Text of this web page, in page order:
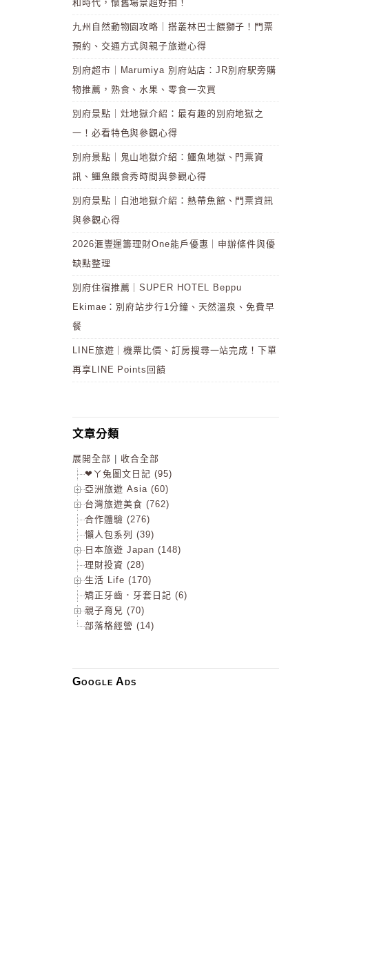
和時代，懷舊場景超好拍！
九州自然動物園攻略｜搭叢林巴士餵獅子！門票
預約、交通方式與親子旅遊心得
別府超市｜Marumiya 別府站店：JR別府駅旁購
物推薦，熟食、水果、零食一次買
別府景點｜灶地獄介紹：最有趣的別府地獄之
一！必看特色與參觀心得
別府景點｜鬼山地獄介紹：鱷魚地獄、門票資
訊、鱷魚餵食秀時間與參觀心得
別府景點｜白池地獄介紹：熱帶魚館、門票資訊
與參觀心得
2026滙豐運籌理財One能戶優惠｜申辦條件與優
缺點整理
別府住宿推薦｜SUPER HOTEL Beppu
Ekimae：別府站步行1分鐘、天然溫泉、免費早
餐
LINE旅遊｜機票比價、訂房搜尋一站完成！下單
再享LINE Points回饋
文章分類
展開全部
收合全部
❤ㄚ兔圖文日記 (95)
亞洲旅遊 Asia (60)
台灣旅遊美食 (762)
合作體驗 (276)
懶人包系列 (39)
日本旅遊 Japan (148)
理財投資 (28)
生活 Life (170)
矯正牙齒．牙套日記 (6)
親子育兒 (70)
部落格經營 (14)
Google Ads